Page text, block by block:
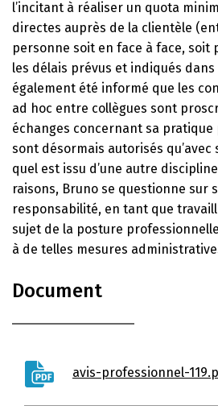
l’incitant à réaliser un quota
directes auprès de la clientèle
personne soit en face à face, soit
les délais prévus et indiqués
également été informé que les
ad hoc entre collègues sont
échanges concernant sa
sont désormais autorisés
quel est issu d’une autre
raisons, Bruno se questionne sur
responsabilité, en tant que
sujet de la posture
à de telles mesures
Document
avis-professionnel-